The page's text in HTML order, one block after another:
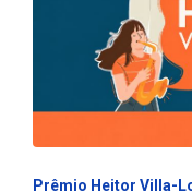
Prêmio Heitor Villa-